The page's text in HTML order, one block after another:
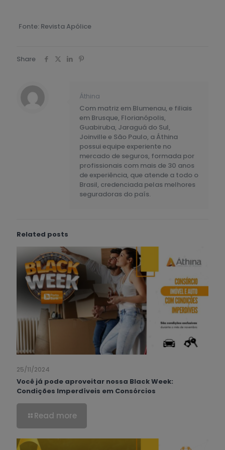
Fonte: Revista Apólice
Share
Áthina
Com matriz em Blumenau, e filiais
em Brusque, Florianópolis,
Guabiruba, Jaraguá do Sul,
Joinville e São Paulo, a Áthina
possui equipe experiente no
mercado de seguros, formada por
profissionais com mais de 30 anos
de experiência, que atende a todo o
Brasil, credenciada pelas melhores
seguradoras do país.
Related posts
25/11/2024
Você já pode aproveitar nossa Black Week:
Condições Imperdíveis em Consórcios
Read more